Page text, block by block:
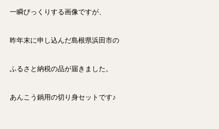
一瞬びっくりする画像ですが、
昨年末に申し込んだ島根県浜田市の
ふるさと納税の品が届きました。
あんこう鍋用の切り身セットです♪